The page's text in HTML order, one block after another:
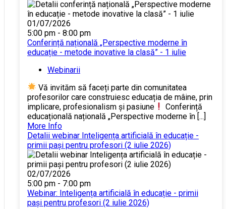
01/07/2026
5:00 pm - 8:00 pm
Conferință națională „Perspective moderne în
educație - metode inovative la clasă” - 1 iulie
Webinarii
Vă invităm să faceți parte din comunitatea
profesorilor care construiesc educația de mâine, prin
implicare, profesionalism și pasiune
Conferință
educațională națională „Perspective moderne în [...]
More Info
Detalii webinar Inteligența artificială în educație -
primii pași pentru profesori (2 iulie 2026)
02/07/2026
5:00 pm - 7:00 pm
Webinar: Inteligența artificială în educație - primii
pași pentru profesori (2 iulie 2026)